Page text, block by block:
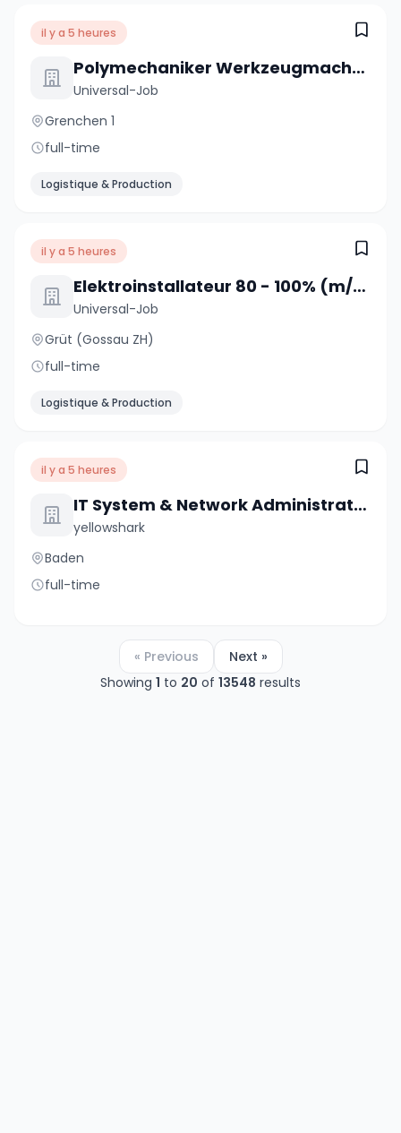
il y a 5 heures
Polymechaniker Werkzeugmacher Formenbau 100% (m/w/d)
Universal-Job
Grenchen 1
full-time
Logistique & Production
il y a 5 heures
Elektroinstallateur 80 - 100% (m/w/d)
Universal-Job
Grüt (Gossau ZH)
full-time
Logistique & Production
il y a 5 heures
IT System & Network Administrator (m/w) 80-100%
yellowshark
Baden
full-time
« Previous
Next »
Showing 1 to 20 of 13548 results